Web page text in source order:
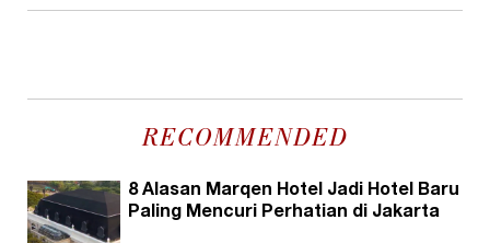
RECOMMENDED
8 Alasan Marqen Hotel Jadi Hotel Baru
Paling Mencuri Perhatian di Jakarta